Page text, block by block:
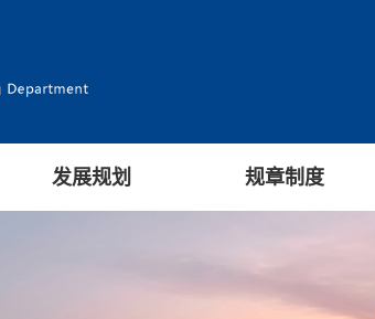
发展规划 规章制度